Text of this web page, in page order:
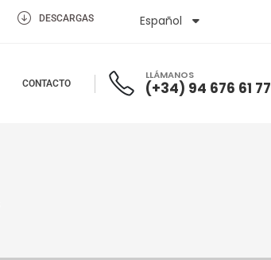
DESCARGAS Español
English
CONTACTO
LLÁMANOS
(+34) 94 676 61 77